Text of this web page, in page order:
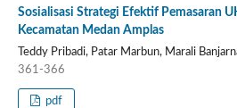
Sosialisasi Strategi Efektif Pemasaran
Kecamatan Medan Amplas
Teddy Pribadi, Patar Marbun, Marali
361-366
pdf